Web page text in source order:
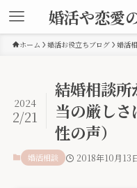
婚活や恋愛
ホーム 婚活お役立ちブログ 婚活
結婚相談
当の厳し
性の声）
2024
2/21
婚活相談 2018年10月13